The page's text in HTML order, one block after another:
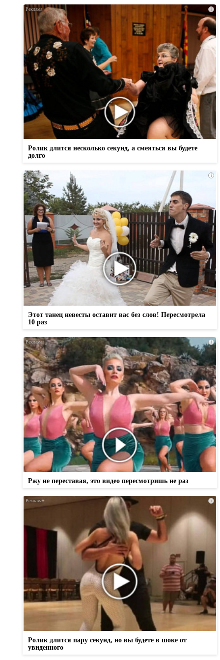
i
Ролик длится несколько секунд, а смеяться вы будете
долго
i
Этот танец невесты оставит вас без слов! Пересмотрела
10 раз
i
Ржу не переставая, это видео пересмотришь не раз
i
Ролик длится пару секунд, но вы будете в шоке от
увиденного